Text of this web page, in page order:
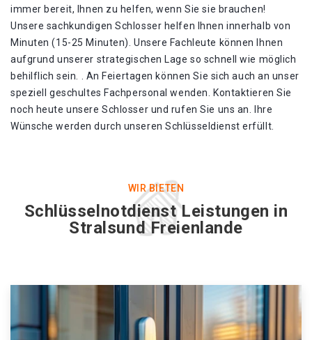
immer bereit, Ihnen zu helfen, wenn Sie sie brauchen!
Unsere sachkundigen Schlosser helfen Ihnen innerhalb von
Minuten (15-25 Minuten). Unsere Fachleute können Ihnen
aufgrund unserer strategischen Lage so schnell wie möglich
behilflich sein. . An Feiertagen können Sie sich auch an unser
speziell geschultes Fachpersonal wenden. Kontaktieren Sie
noch heute unsere Schlosser und rufen Sie uns an. Ihre
Wünsche werden durch unseren Schlüsseldienst erfüllt.
WIR BIETEN
Schlüsselnotdienst Leistungen in
Stralsund Freienlande